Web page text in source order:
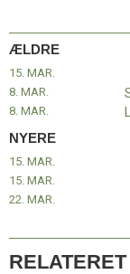
besøg
Burundi Forrige
indlæg:
En
ny
tid
for
Baptist
Alliance
ÆLDRE
15. MAR.
8. MAR.
8. MAR.
NYERE
15. MAR.
15. MAR.
22. MAR.
RELATERET